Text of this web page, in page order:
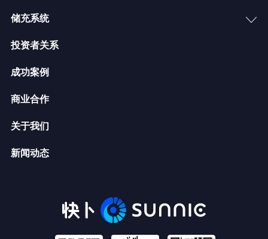
储充系统
投资者关系
成功案例
商业合作
关于我们
新闻动态